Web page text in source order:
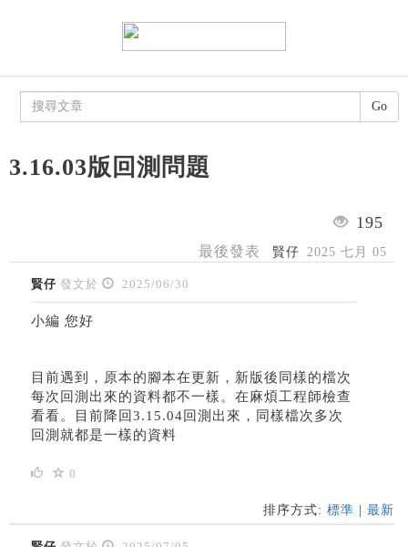
3.16.03版回測問題
195
最後發表 賢仔 2025 七月 05
賢仔 發文於 2025/06/30
小編 您好
目前遇到，原本的腳本在更新，新版後同樣的檔次
每次回測出來的資料都不一樣。在麻煩工程師檢查
看看。目前降回3.15.04回測出來，同樣檔次多次
回測就都是一樣的資料
0
排序方式: 標準 最新
Go